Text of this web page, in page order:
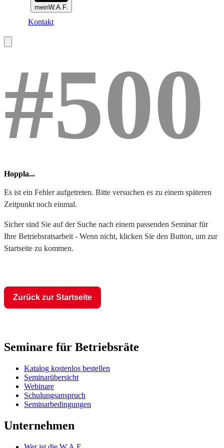
meinW.A.F.
Kontakt
#500
Hoppla...
Es ist ein Fehler aufgetreten. Bitte versuchen es zu einem späteren
Zeitpunkt noch einmal.
Sicher sind Sie auf der Suche nach einem passenden Seminar für
Ihre Betriebsratsarbeit - Wenn nicht, klicken Sie den Button, um zur
Startseite zu kommen.
Zurück zur Startseite
Seminare für Betriebsräte
Katalog kostenlos bestellen
Seminarübersicht
Webinare
Schulungsanspruch
Seminarbedingungen
Unternehmen